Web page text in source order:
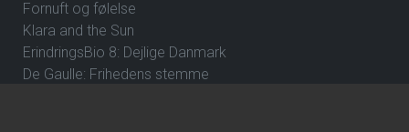
Fornuft og følelse
Klara and the Sun
ErindringsBio 8: Dejlige Danmark
De Gaulle: Frihedens stemme